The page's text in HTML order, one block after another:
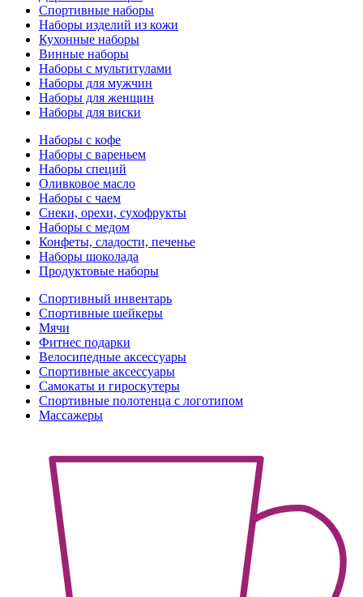
Спортивные наборы
Наборы изделий из кожи
Кухонные наборы
Винные наборы
Наборы с мультитулами
Наборы для мужчин
Наборы для женщин
Наборы для виски
Наборы с кофе
Наборы с вареньем
Наборы специй
Оливковое масло
Наборы с чаем
Снеки, орехи, сухофрукты
Наборы с медом
Конфеты, сладости, печенье
Наборы шоколада
Продуктовые наборы
Спортивный инвентарь
Спортивные шейкеры
Мячи
Фитнес подарки
Велосипедные аксессуары
Спортивные аксессуары
Самокаты и гироскутеры
Спортивные полотенца с логотипом
Массажеры